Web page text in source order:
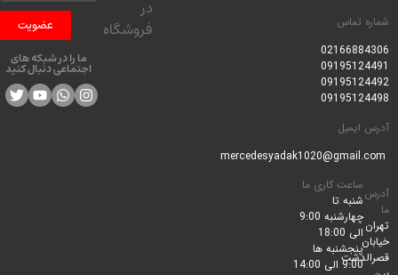
تماس
ساعت کاری ما
شنبه تا
چهارشنبه 9:00
الی 18:00
پنجشنبه ها
9:00 الی 14:00
فروشگاه
عضویت
ما را در شبکه های
اجتماعی دنبال کنید